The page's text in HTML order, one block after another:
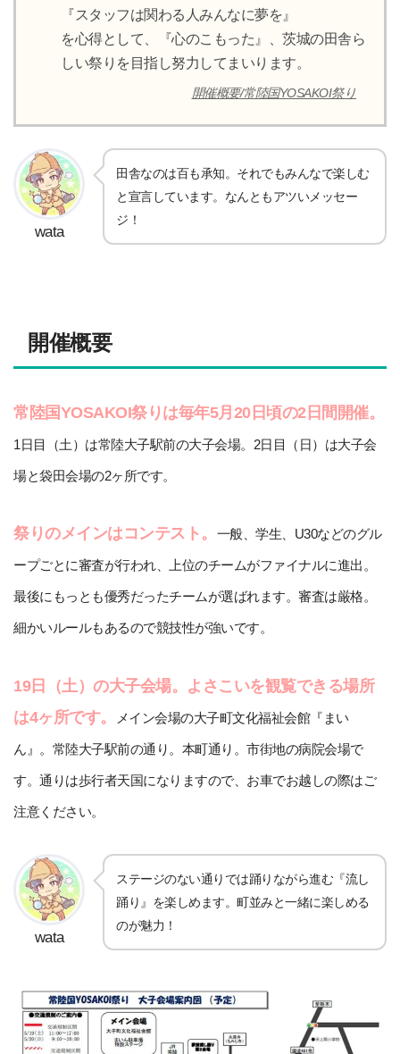
『スタッフは関わる人みんなに夢を』
を心得として、『心のこもった』、茨城の田舎ら
しい祭りを目指し努力してまいります。
開催概要/常陸国YOSAKOI祭り
wata
田舎なのは百も承知。それでもみんなで楽しむ
と宣言しています。なんともアツいメッセー
ジ！
開催概要
常陸国YOSAKOI祭りは毎年5月20日頃の2日間開催。
1日目（土）は常陸大子駅前の大子会場。2日目（日）は大子会
場と袋田会場の2ヶ所です。
祭りのメインはコンテスト。 一般、学生、U30などのグル
ープごとに審査が行われ、上位のチームがファイナルに進出。
最後にもっとも優秀だったチームが選ばれます。審査は厳格。
細かいルールもあるので競技性が強いです。
19日（土）の大子会場。よさこいを観覧できる場所
は4ヶ所です。
メイン会場の大子町文化福祉会館『まい
ん』。常陸大子駅前の通り。本町通り。市街地の病院会場で
す。通りは歩行者天国になりますので、お車でお越しの際はご
注意ください。
wata
ステージのない通りでは踊りながら進む『流し
踊り』を楽しめます。町並みと一緒に楽しめる
のが魅力！